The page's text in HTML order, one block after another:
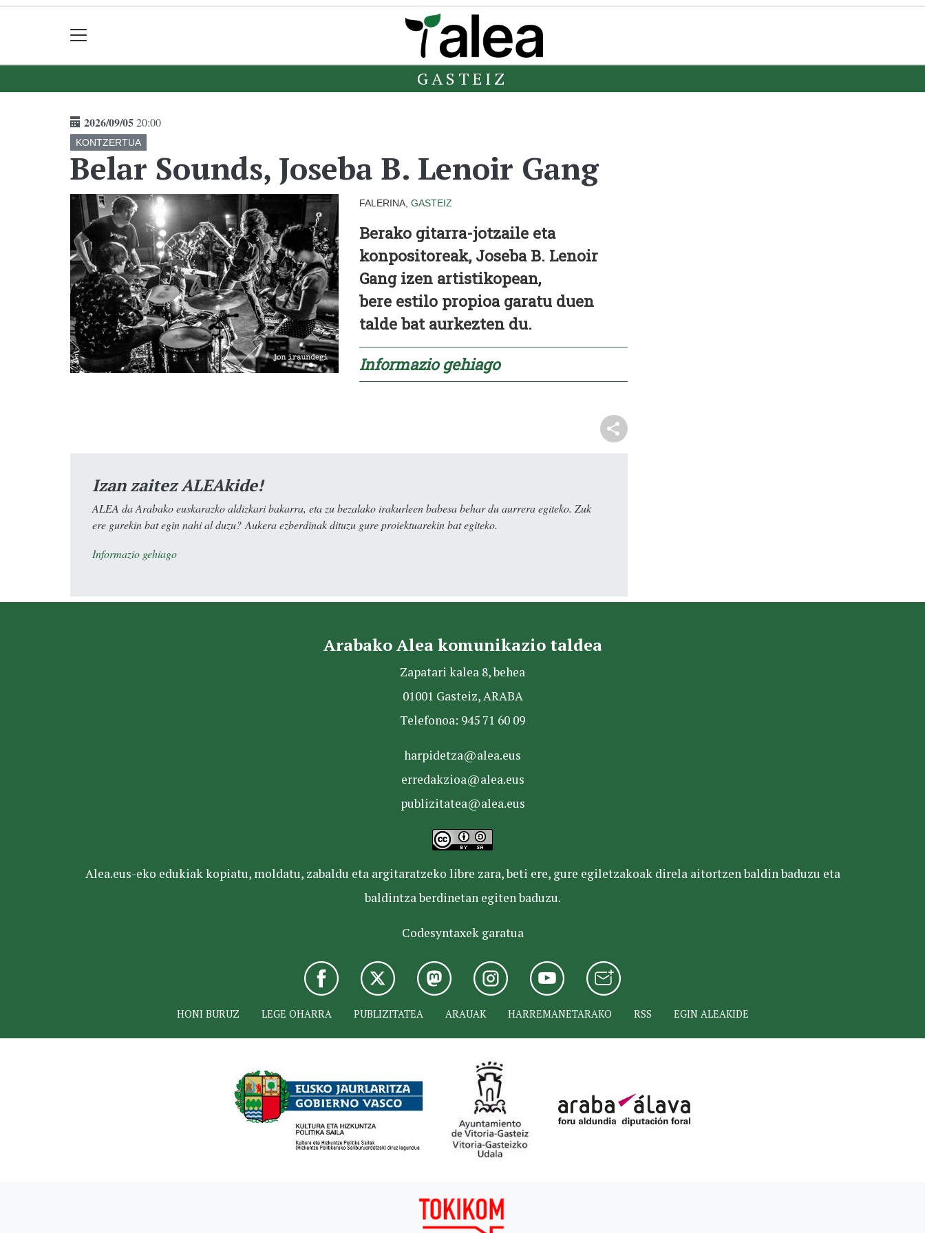
GASTEIZ
2026/09/0520:00
KONTZERTUA
Belar Sounds, Joseba B. Lenoir Gang
FALERINA, GASTEIZ
Berako gitarra-jotzaile eta
konpositoreak, Joseba B. Lenoir
Gang izen artistikopean,
bere estilo propioa garatu duen
talde bat aurkezten du.
Informazio gehiago
Izan zaitez ALEAkide!
ALEA da Arabako euskarazko aldizkari bakarra, eta zu bezalako irakurleen babesa behar du aurrera egiteko. Zuk
ere gurekin bat egin nahi al duzu? Aukera ezberdinak dituzu gure proiektuarekin bat egiteko.
Informazio gehiago
Arabako Alea komunikazio taldea
Zapatari kalea 8, behea
01001 Gasteiz, ARABA
Telefonoa: 945 71 60 09
harpidetza@alea.eus
erredakzioa@alea.eus
publizitatea@alea.eus
Alea.eus-eko edukiak kopiatu, moldatu, zabaldu eta argitaratzeko libre zara, beti ere, gure egiletzakoak direla aitortzen baldin baduzu eta
baldintza berdinetan egiten baduzu.
Codesyntaxek garatua
HONI BURUZ LEGE OHARRA PUBLIZITATEA ARAUAK HARREMANETARAKO RSS EGIN ALEAKIDE